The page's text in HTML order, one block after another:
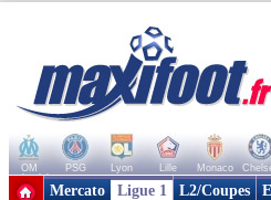
OM PSG Lyon Lille Monaco
+ de clubs
Mercato Ligue 1 L2/Coupes